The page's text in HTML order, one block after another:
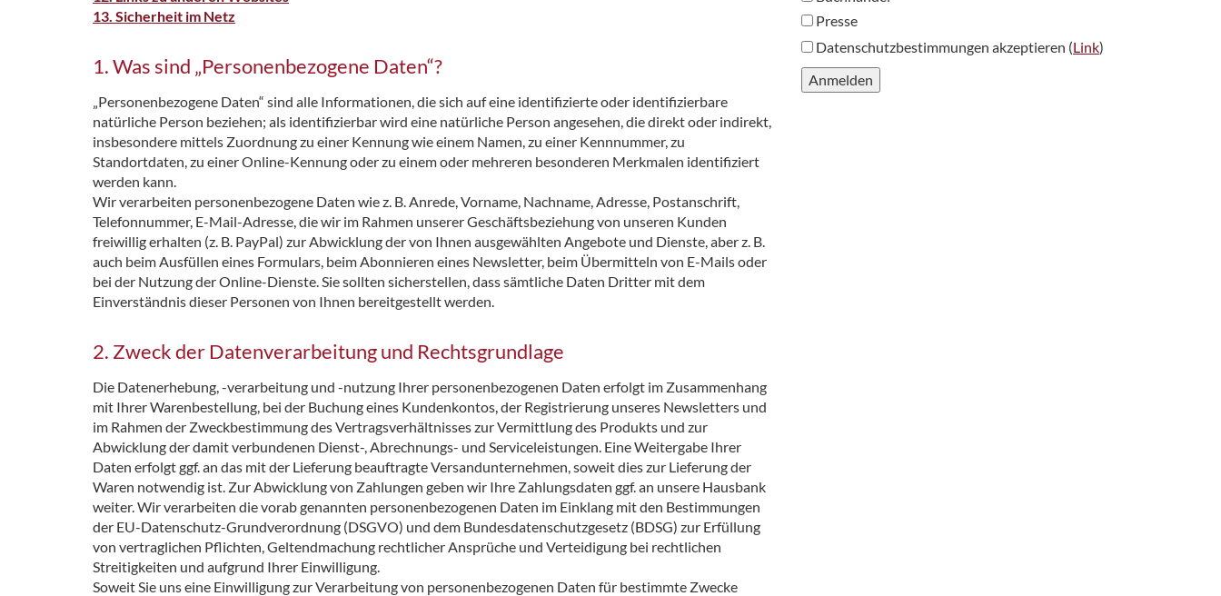
13. Sicherheit im Netz
1. Was sind „Personenbezogene Daten“?
„Personenbezogene Daten“ sind alle Informationen, die sich auf eine identifizierte oder identifizierbare
natürliche Person beziehen; als identifizierbar wird eine natürliche Person angesehen, die direkt oder indirekt,
insbesondere mittels Zuordnung zu einer Kennung wie einem Namen, zu einer Kennnummer, zu
Standortdaten, zu einer Online-Kennung oder zu einem oder mehreren besonderen Merkmalen identifiziert
werden kann.
Wir verarbeiten personenbezogene Daten wie z. B. Anrede, Vorname, Nachname, Adresse, Postanschrift,
Telefonnummer, E-Mail-Adresse, die wir im Rahmen unserer Geschäftsbeziehung von unseren Kunden
freiwillig erhalten (z. B. PayPal) zur Abwicklung der von Ihnen ausgewählten Angebote und Dienste, aber z. B.
auch beim Ausfüllen eines Formulars, beim Abonnieren eines Newsletter, beim Übermitteln von E-Mails oder
bei der Nutzung der Online-Dienste. Sie sollten sicherstellen, dass sämtliche Daten Dritter mit dem
Einverständnis dieser Personen von Ihnen bereitgestellt werden.
2. Zweck der Datenverarbeitung und Rechtsgrundlage
Die Datenerhebung, -verarbeitung und -nutzung Ihrer personenbezogenen Daten erfolgt im Zusammenhang
mit Ihrer Warenbestellung, bei der Buchung eines Kundenkontos, der Registrierung unseres Newsletters und
im Rahmen der Zweckbestimmung des Vertragsverhältnisses zur Vermittlung des Produkts und zur
Abwicklung der damit verbundenen Dienst-, Abrechnungs- und Serviceleistungen. Eine Weitergabe Ihrer
Daten erfolgt ggf. an das mit der Lieferung beauftragte Versandunternehmen, soweit dies zur Lieferung der
Waren notwendig ist. Zur Abwicklung von Zahlungen geben wir Ihre Zahlungsdaten ggf. an unsere Hausbank
weiter. Wir verarbeiten die vorab genannten personenbezogenen Daten im Einklang mit den Bestimmungen
der EU-Datenschutz-Grundverordnung (DSGVO) und dem Bundesdatenschutzgesetz (BDSG) zur Erfüllung
von vertraglichen Pflichten, Geltendmachung rechtlicher Ansprüche und Verteidigung bei rechtlichen
Streitigkeiten und aufgrund Ihrer Einwilligung.
Soweit Sie uns eine Einwilligung zur Verarbeitung von personenbezogenen Daten für bestimmte Zwecke
Presse
Datenschutzbestimmungen akzeptieren (Link)